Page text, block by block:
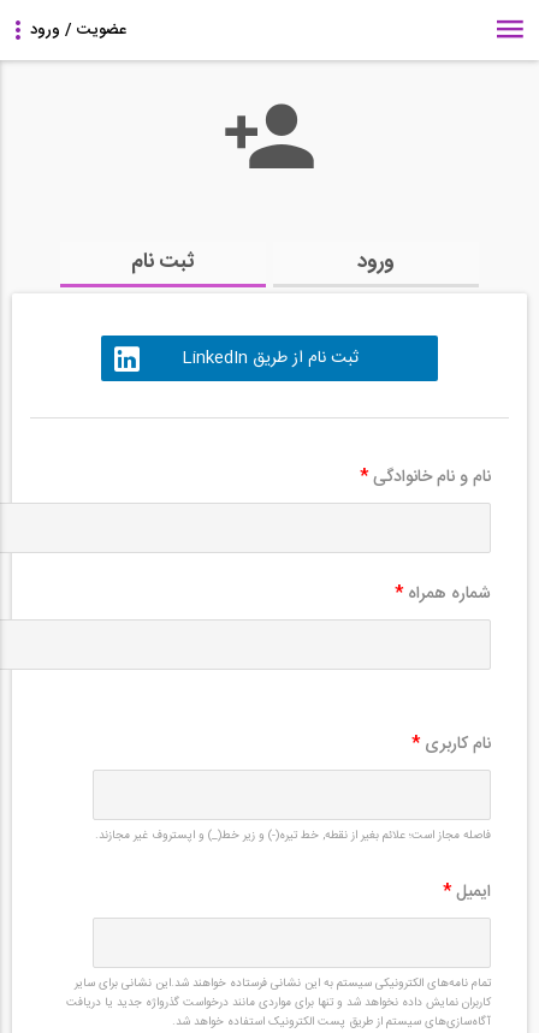
ورود ثبت نام
ثبت نام از طریق LinkedIn
نام و نام خانوادگی*
شماره همراه *
نام کاربری *
فاصله مجاز است؛ علائم بغیر از نقطه, خط تیره(-) و زیر خط(_) و اپستروف غیر مجازند.
ایمیل*
تمام نامه‌های الکترونیکی سیستم به این نشانی فرستاده خواهند شد.این نشانی برای سایر
کاربران نمایش داده نخواهد شد و تنها برای مواردی مانند درخواست گذرواژه جدید یا دریافت
آگاه‌سازی‌های سیستم از طریق پست الکترونیک استفاده خواهد شد.